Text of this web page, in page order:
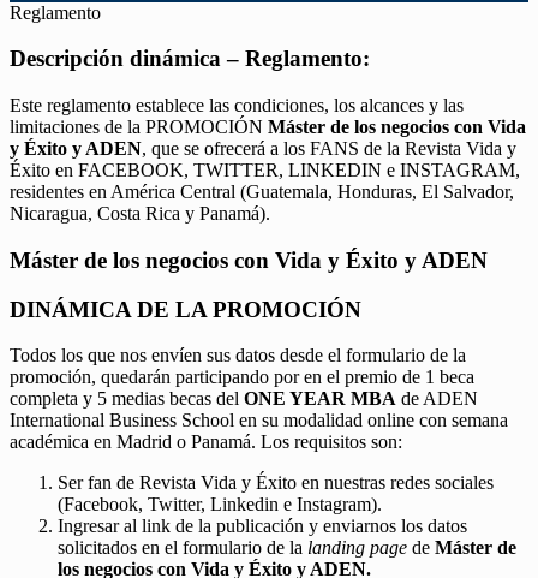
Reglamento
Descripción dinámica – Reglamento:
Este reglamento establece las condiciones, los alcances y las
limitaciones de la PROMOCIÓN Máster de los negocios con Vida
y Éxito y ADEN, que se ofrecerá a los FANS de la Revista Vida y
Éxito en FACEBOOK, TWITTER, LINKEDIN e INSTAGRAM,
residentes en América Central (Guatemala, Honduras, El Salvador,
Nicaragua, Costa Rica y Panamá).
Máster de los negocios con Vida y Éxito y ADEN
DINÁMICA DE LA PROMOCIÓN
Todos los que nos envíen sus datos desde el formulario de la
promoción, quedarán participando por en el premio de 1 beca
completa y 5 medias becas del ONE YEAR MBA de ADEN
International Business School en su modalidad online con semana
académica en Madrid o Panamá. Los requisitos son:
Ser fan de Revista Vida y Éxito en nuestras redes sociales
(Facebook, Twitter, Linkedin e Instagram).
Ingresar al link de la publicación y enviarnos los datos
solicitados en el formulario de la landing page de Máster de
los negocios con Vida y Éxito y ADEN.